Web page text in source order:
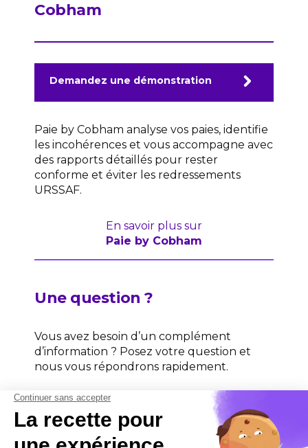
Cobham
Demandez une démonstration
Paie by Cobham analyse vos paies, identifie
les incohérences et vous accompagne avec
des rapports détaillés pour rester
conforme et éviter les redressements
URSSAF.
En savoir plus sur
Paie by Cobham
Une question ?
Vous avez besoin d’un complément
d’information ? Posez votre question et
nous vous répondrons rapidement.
Contactez-nous